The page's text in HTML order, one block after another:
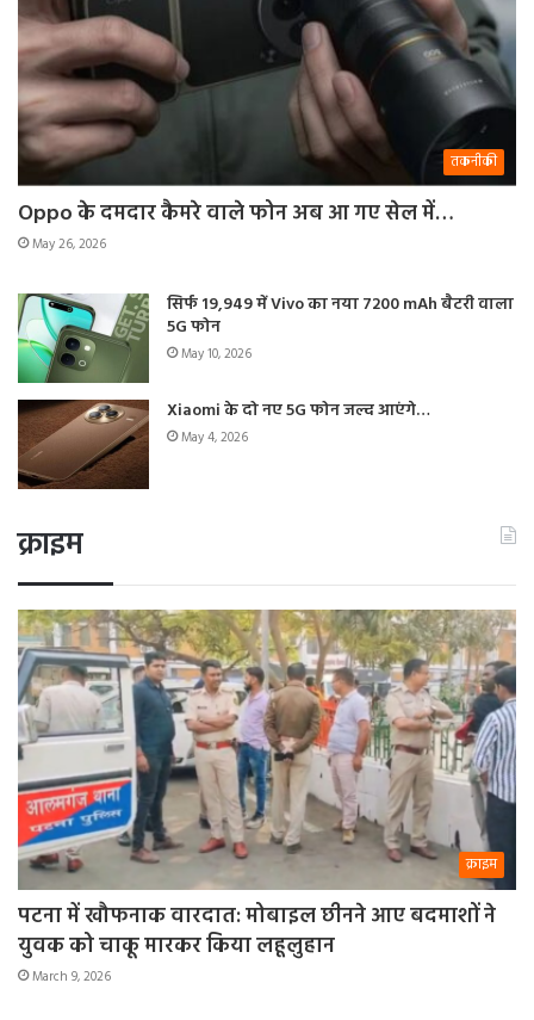
तकनीकी
Oppo के दमदार कैमरे वाले फोन अब आ गए सेल में…
May 26, 2026
सिर्फ 19,949 में Vivo का नया 7200 mAh बैटरी वाला
5G फोन
May 10, 2026
Xiaomi के दो नए 5G फोन जल्द आएंगे…
May 4, 2026
क्राइम
क्राइम
पटना में खौफनाक वारदात: मोबाइल छीनने आए बदमाशों ने
युवक को चाकू मारकर किया लहूलुहान
March 9, 2026